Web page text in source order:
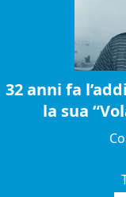
32 anni fa
la sua